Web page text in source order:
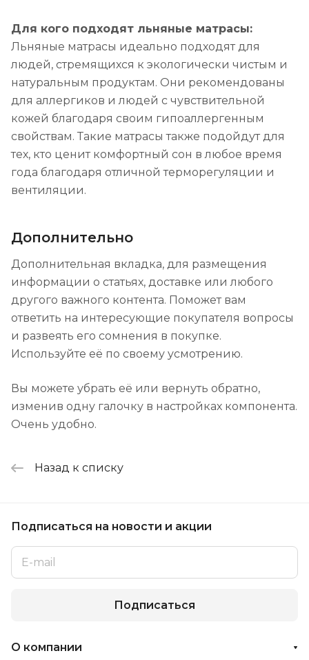
Для кого подходят льняные матрасы:
Льняные матрасы идеально подходят для
людей, стремящихся к экологически чистым и
натуральным продуктам. Они рекомендованы
для аллергиков и людей с чувствительной
кожей благодаря своим гипоаллергенным
свойствам. Такие матрасы также подойдут для
тех, кто ценит комфортный сон в любое время
года благодаря отличной терморегуляции и
вентиляции.
Дополнительно
Дополнительная вкладка, для размещения
информации о статьях, доставке или любого
другого важного контента. Поможет вам
ответить на интересующие покупателя вопросы
и развеять его сомнения в покупке.
Используйте её по своему усмотрению.
Вы можете убрать её или вернуть обратно,
изменив одну галочку в настройках компонента.
Очень удобно.
Назад к списку
Подписаться на новости и акции
Подписаться
О компании